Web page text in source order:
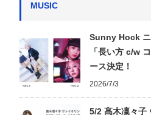
MUSIC
Sunny Hock
「長い方 c/w
ース決定！
2026/7/3
5/2 髙木凜々子